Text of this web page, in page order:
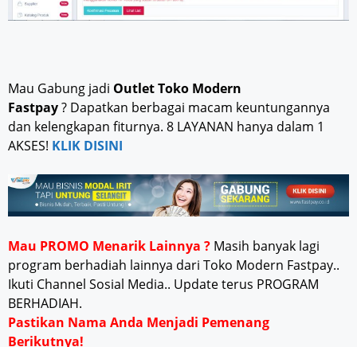
Mau Gabung jadi Outlet Toko Modern
Fastpay? Dapatkan berbagai macam keuntungannya
dan kelengkapan fiturnya. 8 LAYANAN hanya dalam 1
AKSES! KLIK DISINI
Mau PROMO Menarik Lainnya ? Masih banyak lagi
program berhadiah lainnya dari Toko Modern Fastpay..
Ikuti Channel Sosial Media.. Update terus PROGRAM
BERHADIAH.
Pastikan Nama Anda Menjadi Pemenang
Berikutnya!